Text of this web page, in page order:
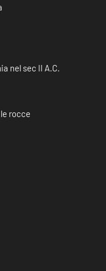
nel sec II A.C.
rocce